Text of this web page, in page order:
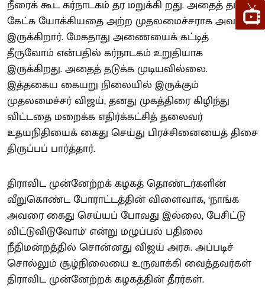
நீரைக் கூட கர்நாடகம் தர மறுக்கி றது. அதைத் தட்டிக்
கேட்க யோக்கியதை அற்ற முதலமைச்சராக அவர்
இருக்கிறார். மேகதாது அணையைக் கட்டித்
தீருவோம் என்பதில் கர்நாடகம் உறுதியாக
இருக்கிறது. அதைத் தடுக்க முடியவில்லை.
இத்தகைய கையறு நிலையில் இருக்கும்
முதலமைச்சர் விஜய், தனது முகத்திரை கிழிந்து
விட்டதை மறைக்க எதிர்க்கட்சித் தலைவர்
உதயநிதியைக் கைது செய்து பிரச்சினையைத் திசை
திருப்பப் பார்த்தார்.
திராவிட முன்னேற்றக் கழகத் தொண்டர்களின்
வீறுகொண்ட போராட்டத்தின் விளைவாக, ‘நாங்க
அவரை கைது செய்யப் போவது இல்லை, பேசிட்டு
விட்டுவிடுவோம்' என்று மழுப்பல் பதிலை
நீதிமன்றத்தில் சொன்னது விஜய் அரசு. அப்படிச்
சொல்லும் சூழ்நிலையை உருவாக்கி வைத்தவர்கள்
திராவிட முன்னேற்றக் கழகத்தின் தீரர்கள்.